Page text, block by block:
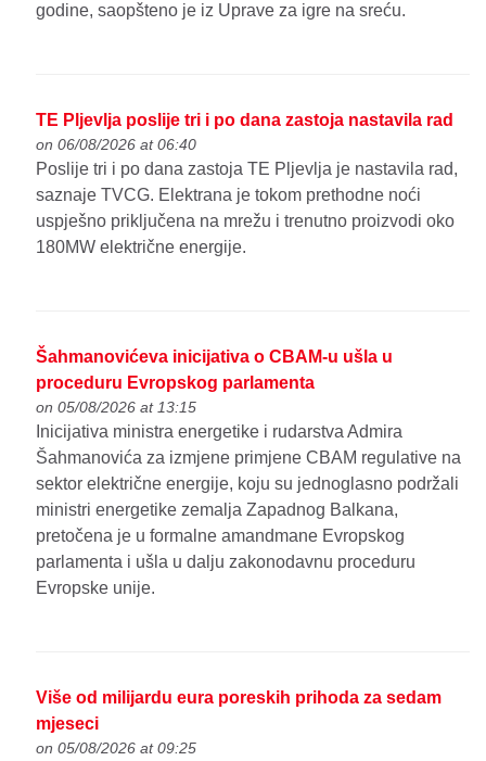
godine, saopšteno je iz Uprave za igre na sreću.
TE Pljevlja poslije tri i po dana zastoja nastavila rad
on 06/08/2026 at 06:40
Poslije tri i po dana zastoja TE Pljevlja je nastavila rad,
saznaje TVCG. Elektrana je tokom prethodne noći
uspješno priključena na mrežu i trenutno proizvodi oko
180MW električne energije.
Šahmanovićeva inicijativa o CBAM-u ušla u
proceduru Evropskog parlamenta
on 05/08/2026 at 13:15
Inicijativa ministra energetike i rudarstva Admira
Šahmanovića za izmjene primjene CBAM regulative na
sektor električne energije, koju su jednoglasno podržali
ministri energetike zemalja Zapadnog Balkana,
pretočena je u formalne amandmane Evropskog
parlamenta i ušla u dalju zakonodavnu proceduru
Evropske unije.
Više od milijardu eura poreskih prihoda za sedam
mjeseci
on 05/08/2026 at 09:25